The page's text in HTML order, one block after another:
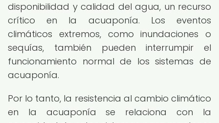
disponibilidad y calidad del agua, un recurso
crítico en la acuaponía. Los eventos
climáticos extremos, como inundaciones o
sequías, también pueden interrumpir el
funcionamiento normal de los sistemas de
acuaponía.
Por lo tanto, la resistencia al cambio climático
en la acuaponía se relaciona con la